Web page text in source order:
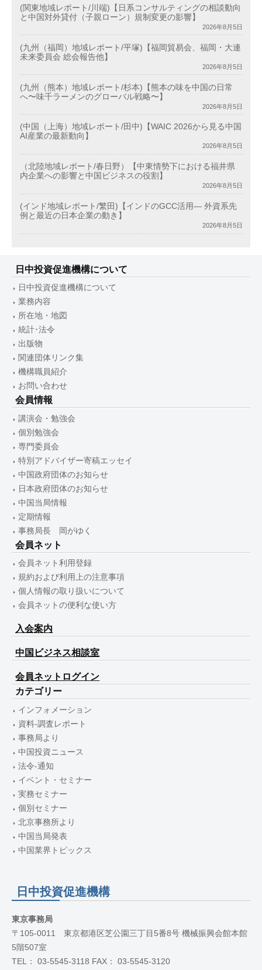
(関東地域レポート/川端)【日系コンサルティングの相談動向
と中国対外貸付（子親ローン）規制変更の影響】
2026年8月5日
(九州（福岡）地域レポート/平塚)【福岡貿易会、福岡・大連
未来委員会 総会報告他】
2026年8月5日
(九州（熊本）地域レポート/杉本)【熊本の味を中国の日常
へ〜味千ラーメンのグローバル戦略〜】
2026年8月5日
(中国（上海）地域レポート/田中)【WAIC 2026から見る中国
AI産業の最新動向】
2026年8月5日
（北陸地域レポート/春日野）【中東情勢下における福井県
内企業への影響と中国ビジネスの役割】
2026年8月5日
(インド地域レポート/繁田)【インドのGCC活用― 外資系先
例と最近の日本企業の動き】
2026年8月5日
日中投資促進機構について
日中投資促進機構について
業務内容
所在地・地図
統計･法令
出版物
関連団体リンク集
機構職員紹介
お問い合わせ
会員情報
講演会・勉強会
個別勉強会
専門委員会
特別アドバイザー寄稿エッセイ
中国政府団体のお知らせ
日本政府団体のお知らせ
中国当局情報
定期情報
事務局長 岡がゆく
会員ネット
会員ネット利用登録
規約および利用上の注意事項
個人情報の取り扱いについて
会員ネットの便利な使い方
入会案内
中国ビジネス相談室
会員ネットログイン
カテゴリー
インフォメーション
資料-調査レポート
事務局より
中国投資ニュース
法令-通知
イベント・セミナー
実務セミナー
個別セミナー
北京事務所より
中国当局発表
中国業界トピックス
日中投資促進機構
東京事務局
〒105-0011 東京都港区芝公園三丁目5番8号 機械振興会館本館
5階507室
TEL： 03-5545-3118 FAX： 03-5545-3120